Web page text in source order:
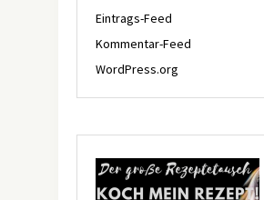
Eintrags-Feed
Kommentar-Feed
WordPress.org